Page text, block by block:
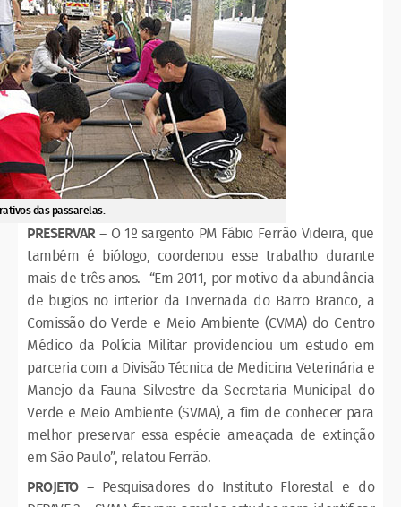
das passarelas.
PRESERVAR– O 1º sargento PM Fábio Ferrão Videira, que
também é biólogo, coordenou esse trabalho durante
mais de três anos. “Em 2011, por motivo da abundância
de bugios no interior da Invernada do Barro Branco, a
Comissão do Verde e Meio Ambiente (CVMA) do Centro
Médico da Polícia Militar providenciou um estudo em
parceria com a Divisão Técnica de Medicina Veterinária e
Manejo da Fauna Silvestre da Secretaria Municipal do
Verde e Meio Ambiente (SVMA), a fim de conhecer para
melhor preservar essa espécie ameaçada de extinção
em São Paulo”, relatou Ferrão.
PROJETO– Pesquisadores do Instituto Florestal e do